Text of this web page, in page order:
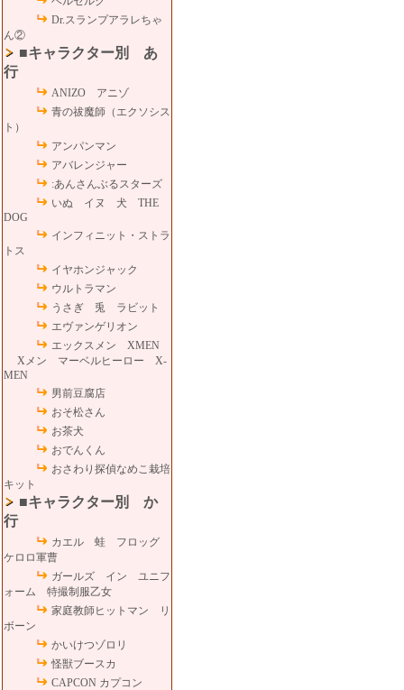
Dr.スランプアラレちゃ
ん②
■キャラクター別 あ
行
ANIZO アニゾ
青の祓魔師（エクソシス
ト）
アンパンマン
アバレンジャー
:あんさんぶるスターズ
いぬ イヌ 犬 THE
DOG
インフィニット・ストラ
トス
イヤホンジャック
ウルトラマン
うさぎ 兎 ラビット
エヴァンゲリオン
エックスメン XMEN
Xメン マーベルヒーロー X-
MEN
男前豆腐店
おそ松さん
お茶犬
おでんくん
おさわり探偵なめこ栽培
キット
■キャラクター別 か
行
カエル 蛙 フロッグ
ケロロ軍曹
ガールズ イン ユニフ
ォーム 特撮制服乙女
家庭教師ヒットマン リ
ボーン
かいけつゾロリ
怪獣ブースカ
CAPCON カプコン